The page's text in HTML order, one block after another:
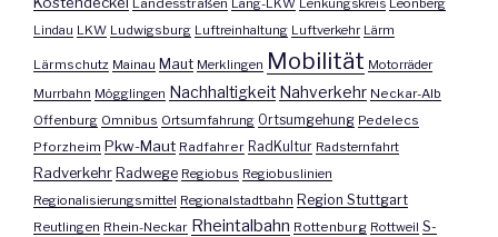
Lindau LKW Ludwigsburg Luftreinhaltung Luftverkehr Lärm
Lärmschutz Mainau Maut Merklingen Mobilität Motorräder
Murrbahn Mögglingen Nachhaltigkeit Nahverkehr Neckar-Alb
Offenburg Omnibus Ortsumfahrung Ortsumgehung Pedelecs
Pforzheim Pkw-Maut Radfahrer RadKultur Radsternfahrt
Radverkehr Radwege Regiobus Regiobuslinien
Regionalisierungsmittel Regionalstadtbahn Region Stuttgart
Reutlingen Rhein-Neckar Rheintalbahn Rottenburg Rottweil S-